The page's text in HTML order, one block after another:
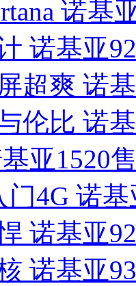
诺基
诺基亚
超爽 诺
伦比 诺
亚1520
门4G 诺
诺基亚
诺基亚